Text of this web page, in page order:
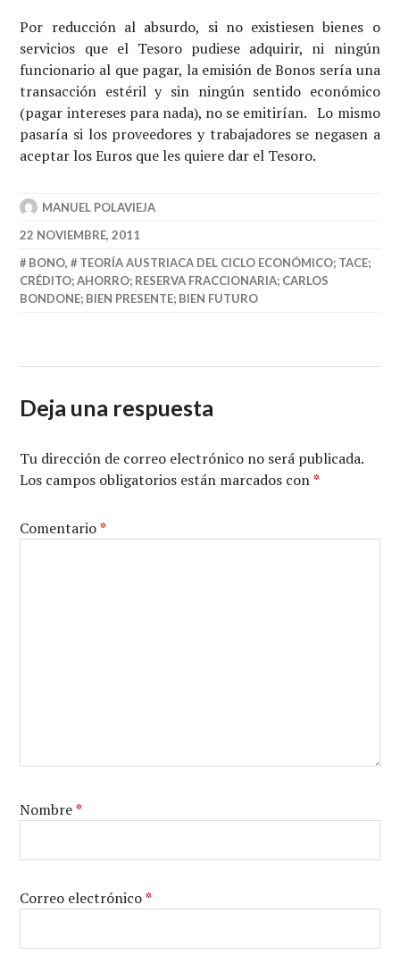
Por reducción al absurdo, si no existiesen bienes o
servicios que el Tesoro pudiese adquirir, ni ningún
funcionario al que pagar, la emisión de Bonos sería una
transacción estéril y sin ningún sentido económico
(pagar intereses para nada), no se emitirían. Lo mismo
pasaría si los proveedores y trabajadores se negasen a
aceptar los Euros que les quiere dar el Tesoro.
MANUEL POLAVIEJA
22 NOVIEMBRE, 2011
BONO,
TEORÍA AUSTRIACA DEL CICLO ECONÓMICO; TACE;
CRÉDITO; AHORRO; RESERVA FRACCIONARIA; CARLOS
BONDONE; BIEN PRESENTE; BIEN FUTURO
Deja una respuesta
Tu dirección de correo electrónico no será publicada.
Los campos obligatorios están marcados con*
Comentario*
Nombre*
Correo electrónico*